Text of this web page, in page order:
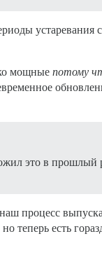
устаревания
мощные потому
это в прошлый
процесс
теперь есть